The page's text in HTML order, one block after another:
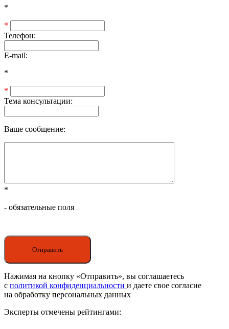
*
*
Телефон:
E-mail:
*
*
Тема консультации:
Ваше сообщение:
*
- обязательные поля
Нажимая на кнопку «Отправить», вы соглашаетесь
с политикой конфиденциальности и даете свое согласие
на обработку персональных данных
Эксперты отмечены рейтингами: